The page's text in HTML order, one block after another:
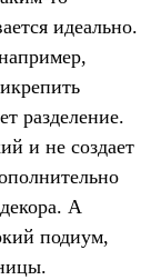
идеально.
разделение.
и не создает
А
подиум,